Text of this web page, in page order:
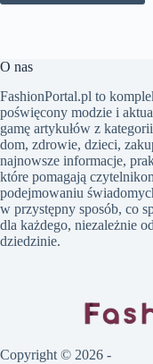
O nas
FashionPortal.pl to
poświęcony modzie i
gamę artykułów z
dom, zdrowie, dzieci,
najnowsze informacje,
które pomagają
podejmowaniu
w przystępny sposób, co
dla każdego, niezależnie
dziedzinie.
Copyright © 2026 -